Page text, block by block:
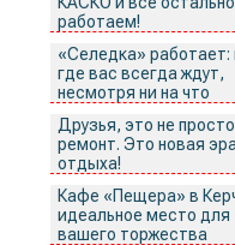
работаем!
«Селедка» работает:
где вас всегда ждут,
несмотря ни на что
Друзья, это не просто
ремонт. Это новая эра
отдыха!
Кафе «Пещера» в
идеальное место для
вашего торжества